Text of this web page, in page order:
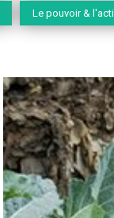
Le pouvoir &